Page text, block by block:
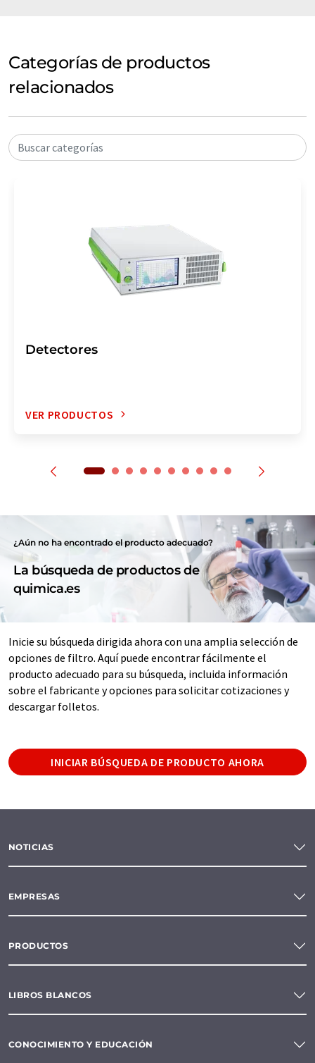
Categorías de productos
relacionados
Buscar categorías
Detectores
VER PRODUCTOS
¿Aún no ha encontrado el producto adecuado?
La búsqueda de productos de
quimica.es
Inicie su búsqueda dirigida ahora con una amplia selección de
opciones de filtro. Aquí puede encontrar fácilmente el
producto adecuado para su búsqueda, incluida información
sobre el fabricante y opciones para solicitar cotizaciones y
descargar folletos.
INICIAR BÚSQUEDA DE PRODUCTO AHORA
NOTICIAS
EMPRESAS
PRODUCTOS
LIBROS BLANCOS
CONOCIMIENTO Y EDUCACIÓN